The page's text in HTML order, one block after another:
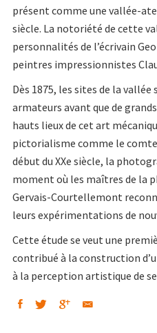
présent comme une vallée-
siècle. La notoriété de cette
personnalités de l’écrivain
peintres impressionnistes
Dès 1875, les sites de la
armateurs avant que de
hauts lieux de cet art
pictorialisme comme le comte
début du XXe siècle, la
moment où les maîtres de la
Gervais-Courtellemont
leurs expérimentations de
Cette étude se veut une
contribué à la construction
à la perception artistique de